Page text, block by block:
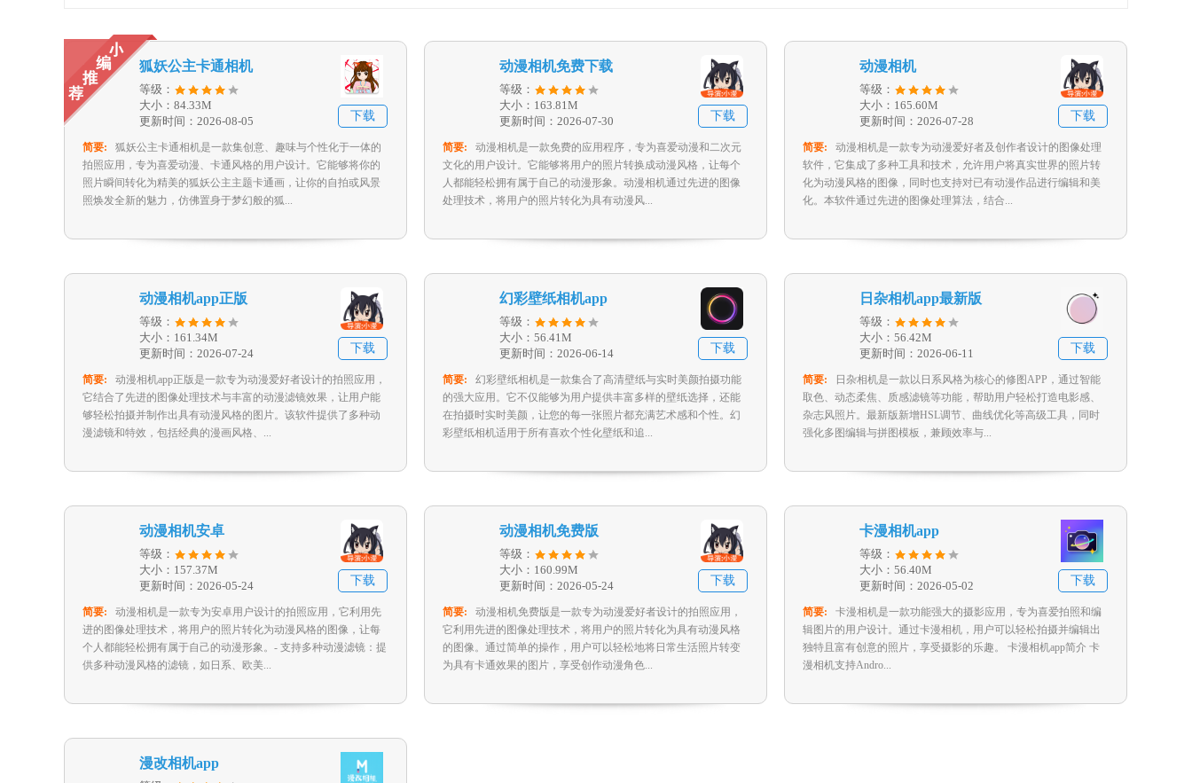
狐妖公主卡通相机
等级：
大小：84.33M
更新时间：2026-08-05
下载
简要:
狐妖公主卡通相机是一款集创意、趣味与个性化于一体的
拍照应用，专为喜爱动漫、卡通风格的用户设计。它能够将你的
照片瞬间转化为精美的狐妖公主主题卡通画，让你的自拍或风景
照焕发全新的魅力，仿佛置身于梦幻般的狐...
动漫相机免费下载
等级：
大小：163.81M
更新时间：2026-07-30
下载
简要:
动漫相机是一款免费的应用程序，专为喜爱动漫和二次元
文化的用户设计。它能够将用户的照片转换成动漫风格，让每个
人都能轻松拥有属于自己的动漫形象。动漫相机通过先进的图像
处理技术，将用户的照片转化为具有动漫风...
动漫相机
等级：
大小：165.60M
更新时间：2026-07-28
下载
简要:
动漫相机是一款专为动漫爱好者及创作者设计的图像处理
软件，它集成了多种工具和技术，允许用户将真实世界的照片转
化为动漫风格的图像，同时也支持对已有动漫作品进行编辑和美
化。本软件通过先进的图像处理算法，结合...
动漫相机app正版
等级：
大小：161.34M
更新时间：2026-07-24
下载
简要:
动漫相机app正版是一款专为动漫爱好者设计的拍照应用，
它结合了先进的图像处理技术与丰富的动漫滤镜效果，让用户能
够轻松拍摄并制作出具有动漫风格的图片。该软件提供了多种动
漫滤镜和特效，包括经典的漫画风格、...
幻彩壁纸相机app
等级：
大小：56.41M
更新时间：2026-06-14
下载
简要:
幻彩壁纸相机是一款集合了高清壁纸与实时美颜拍摄功能
的强大应用。它不仅能够为用户提供丰富多样的壁纸选择，还能
在拍摄时实时美颜，让您的每一张照片都充满艺术感和个性。幻
彩壁纸相机适用于所有喜欢个性化壁纸和追...
日杂相机app最新版
等级：
大小：56.42M
更新时间：2026-06-11
下载
简要:
日杂相机是一款以日系风格为核心的修图APP，通过智能
取色、动态柔焦、质感滤镜等功能，帮助用户轻松打造电影感、
杂志风照片。最新版新增HSL调节、曲线优化等高级工具，同时
强化多图编辑与拼图模板，兼顾效率与...
动漫相机安卓
等级：
大小：157.37M
更新时间：2026-05-24
下载
简要:
动漫相机是一款专为安卓用户设计的拍照应用，它利用先
进的图像处理技术，将用户的照片转化为动漫风格的图像，让每
个人都能轻松拥有属于自己的动漫形象。- 支持多种动漫滤镜：提
供多种动漫风格的滤镜，如日系、欧美...
动漫相机免费版
等级：
大小：160.99M
更新时间：2026-05-24
下载
简要:
动漫相机免费版是一款专为动漫爱好者设计的拍照应用，
它利用先进的图像处理技术，将用户的照片转化为具有动漫风格
的图像。通过简单的操作，用户可以轻松地将日常生活照片转变
为具有卡通效果的图片，享受创作动漫角色...
卡漫相机app
等级：
大小：56.40M
更新时间：2026-05-02
下载
简要:
卡漫相机是一款功能强大的摄影应用，专为喜爱拍照和编
辑图片的用户设计。通过卡漫相机，用户可以轻松拍摄并编辑出
独特且富有创意的照片，享受摄影的乐趣。 卡漫相机app简介 卡
漫相机支持Andro...
漫改相机app